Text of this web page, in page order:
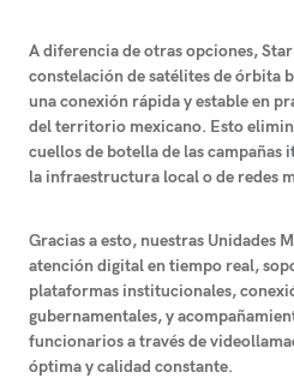
A diferencia de otras opciones,
constelación de satélites de órbita
una conexión rápida y estable en
del territorio mexicano. Esto
cuellos de botella de las campañas
la infraestructura local o de redes
Gracias a esto, nuestras Unidades
atención digital en tiempo real,
plataformas institucionales,
gubernamentales, y
funcionarios a través de
óptima y calidad constante.